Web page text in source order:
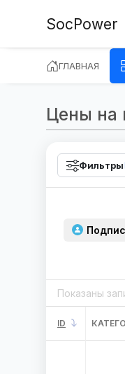
SocPower
ГЛАВНАЯ
Цены на
Фильтры
Показаны
ID